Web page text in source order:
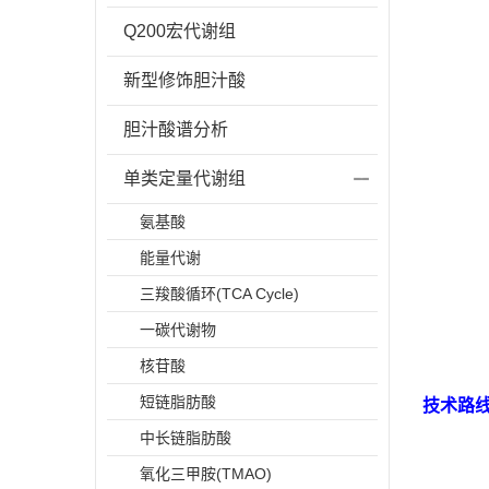
Q200宏代谢组
新型修饰胆汁酸
胆汁酸谱分析
单类定量代谢组
氨基酸
能量代谢
三羧酸循环(TCA Cycle)
一碳代谢物
核苷酸
短链脂肪酸
中长链脂肪酸
氧化三甲胺(TMAO)
技术路